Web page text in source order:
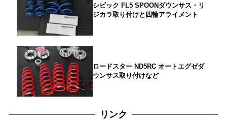
シビック FL5 SPOONダウンサス・リ
ジカラ取り付けと四輪アライメント
ロードスター ND5RC オートエグゼダ
ウンサス取り付けなど
リンク